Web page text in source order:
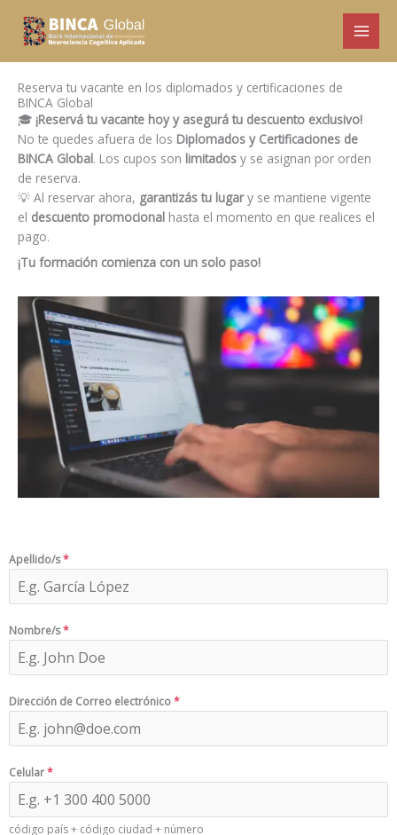
contenido
Reserva tu vacante en los diplomados y certificaciones de
BINCA Global
🎓 ¡Reservá tu vacante hoy y asegurá tu descuento exclusivo!
No te quedes afuera de los Diplomados y Certificaciones de
BINCA Global. Los cupos son limitados y se asignan por orden
de reserva.
💡 Al reservar ahora, garantizás tu lugary se mantiene vigente
el descuento promocional hasta el momento en que realices el
pago.
¡Tu formación comienza con un solo paso!
Apellido/s*
Nombre/s*
Dirección de Correo electrónico*
Celular*
código país + código ciudad + número